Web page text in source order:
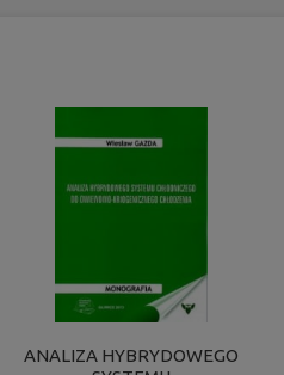
ANALIZA HYBRYDOWEGO